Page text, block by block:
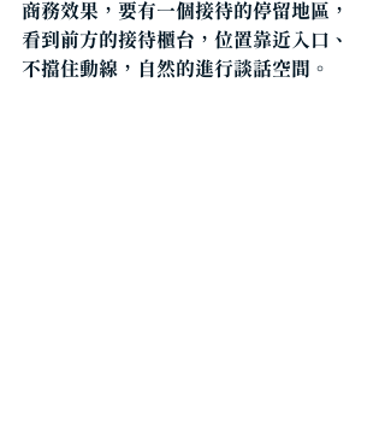
商務效果，要有一個接待的停留地區，
看到前方的接待櫃台，位置靠近入口、
不擋住動線，自然的進行談話空間。